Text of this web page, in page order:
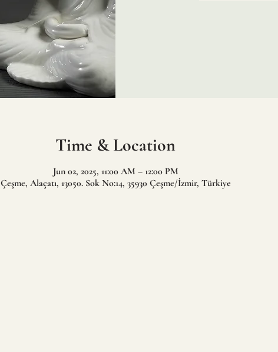
Time & Location
Jun 02, 2025, 11:00 AM – 12:00 PM
Çeşme, Alaçatı, 13050. Sok No:14, 35930 Çeşme/İzmir, Türkiye